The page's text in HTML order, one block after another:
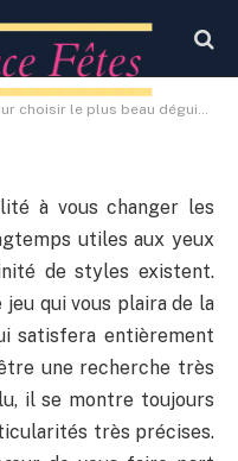
le plus beau déguisement ninja enfant
2020
à vous changer les
utiles aux yeux
de styles existent.
qui vous plaira de la
satisfera entièrement
une recherche très
il se montre toujours
très précises.